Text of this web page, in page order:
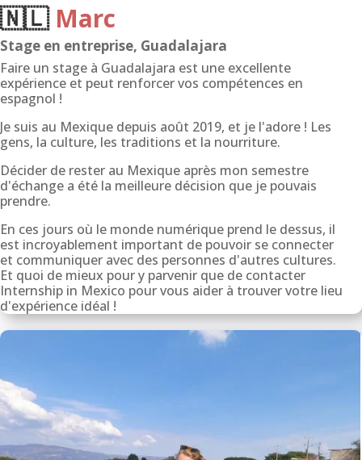
🇳🇱 Marc
Stage en entreprise, Guadalajara
Faire un stage à Guadalajara est une excellente
expérience et peut renforcer vos compétences en
espagnol !
Je suis au Mexique depuis août 2019, et je l'adore ! Les
gens, la culture, les traditions et la nourriture.
Décider de rester au Mexique après mon semestre
d'échange a été la meilleure décision que je pouvais
prendre.
En ces jours où le monde numérique prend le dessus, il
est incroyablement important de pouvoir se connecter
et communiquer avec des personnes d'autres cultures.
Et quoi de mieux pour y parvenir que de contacter
Internship in Mexico pour vous aider à trouver votre lieu
d'expérience idéal !